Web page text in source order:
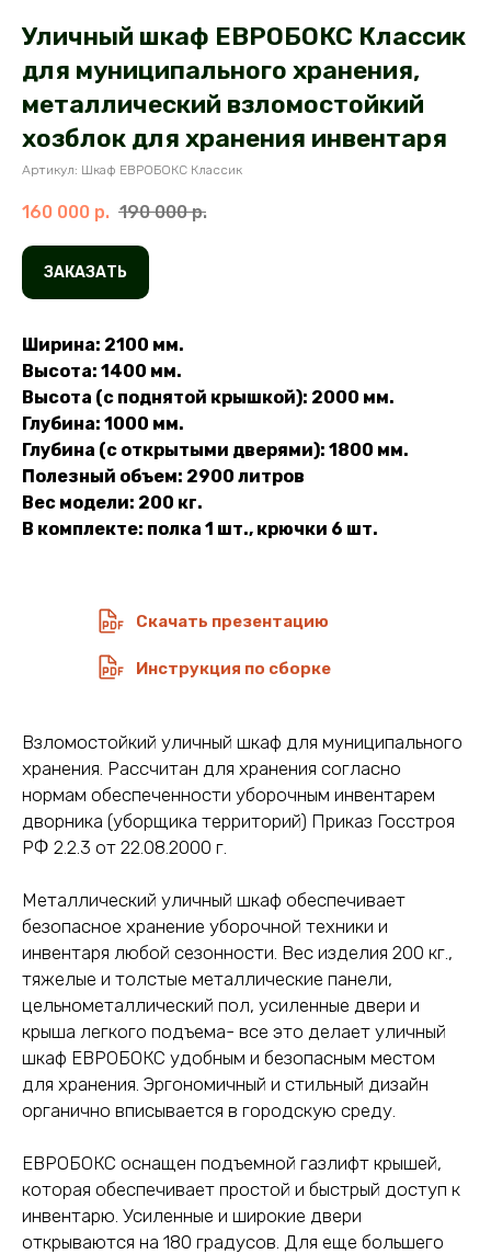
Уличный шкаф ЕВРОБОКС Классик
для муниципального хранения,
металлический взломостойкий
хозблок для хранения инвентаря
Артикул: Шкаф ЕВРОБОКС Классик
160 000 р. 190 000 р.
ЗАКАЗАТЬ
Ширина: 2100 мм.
Высота: 1400 мм.
Высота (с поднятой крышкой): 2000 мм.
Глубина: 1000 мм.
Глубина (с открытыми дверями): 1800 мм.
Полезный объем: 2900 литров
Вес модели: 200 кг.
В комплекте: полка 1 шт., крючки 6 шт.
Скачать презентацию
Инструкция по сборке
Взломостойкий уличный шкаф для муниципального
хранения. Рассчитан для хранения согласно
нормам обеспеченности уборочным инвентарем
дворника (уборщика территорий) Приказ Госстроя
РФ 2.2.3 от 22.08.2000 г.
Металлический уличный шкаф обеспечивает
безопасное хранение уборочной техники и
инвентаря любой сезонности. Вес изделия 200 кг.,
тяжелые и толстые металлические панели,
цельнометаллический пол, усиленные двери и
крыша легкого подъема- все это делает уличный
шкаф ЕВРОБОКС удобным и безопасным местом
для хранения. Эргономичный и стильный дизайн
органично вписывается в городскую среду.
ЕВРОБОКС оснащен подъемной газлифт крышей,
которая обеспечивает простой и быстрый доступ к
инвентарю. Усиленные и широкие двери
открываются на 180 градусов. Для еще большего